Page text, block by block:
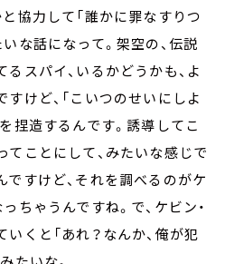
協力して「誰かに罪なすりつ
な話になって。架空の、伝説
スパイ、いるかどうかも、よ
けど、「こいつのせいにしよ
捏造するんです。誘導してこ
ことにして、みたいな感じで
すけど、それを調べるのがケ
ちゃうんですね。で、ケビン・
くと「あれ？なんか、俺が犯